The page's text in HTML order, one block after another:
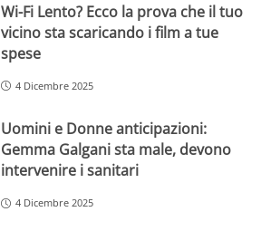
Wi-Fi Lento? Ecco la prova che il tuo
vicino sta scaricando i film a tue
spese
4 Dicembre 2025
Uomini e Donne anticipazioni:
Gemma Galgani sta male, devono
intervenire i sanitari
4 Dicembre 2025